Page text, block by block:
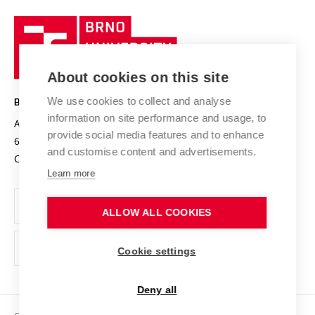
Research quality assurance system
Research infrastructures
Projects
Projects from Structural Funds
Specific University Research
International Staff Week
International Agreements
Sustainable university
Safe University
Organization Structure
Official notice board
Personal Data Protection
Support and development of employees and students
Technology
BRNO UNIVERSITY OF TECHNOLOGY
Antonínská 548/1
602 00 Brno
Czech Republic
www.vut.cz
vut@vutbr.cz
About cookies on this site
We use cookies to collect and analyse
information on site performance and usage, to
provide social media features and to enhance
and customise content and advertisements.
Learn more
ALLOW ALL COOKIES
Cookie settings
Deny all